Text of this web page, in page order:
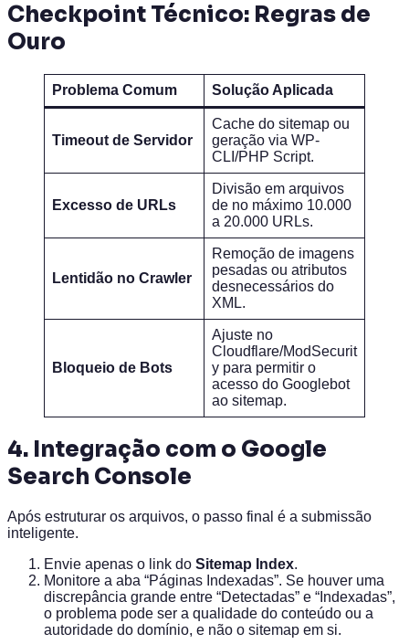
Checkpoint Técnico: Regras de
Ouro
Problema Comum Solução Aplicada
Timeout de Servidor
Cache do sitemap ou
geração via WP-
CLI/PHP Script.
Excesso de URLs
Divisão em arquivos
de no máximo 10.000
a 20.000 URLs.
Lentidão no Crawler
Remoção de imagens
pesadas ou atributos
desnecessários do
XML.
Bloqueio de Bots
Ajuste no
Cloudflare/ModSecurit
y para permitir o
acesso do Googlebot
ao sitemap.
4. Integração com o Google
Search Console
Após estruturar os arquivos, o passo final é a submissão
inteligente.
Envie apenas o link do Sitemap Index.
Monitore a aba “Páginas Indexadas”. Se houver uma
discrepância grande entre “Detectadas” e “Indexadas”,
o problema pode ser a qualidade do conteúdo ou a
autoridade do domínio, e não o sitemap em si.